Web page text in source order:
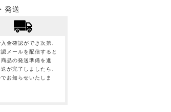
発送
金確認ができ次第、
認メールを配信すると
商品の発送準備を進
が完了しましたら、
でお知らせいたしま